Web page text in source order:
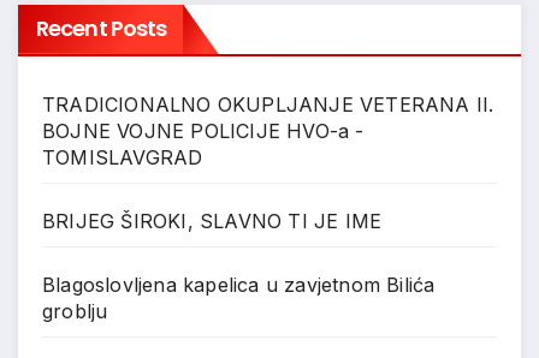
Recent Posts
TRADICIONALNO OKUPLJANJE VETERANA II.
BOJNE VOJNE POLICIJE HVO-a -
TOMISLAVGRAD
BRIJEG ŠIROKI, SLAVNO TI JE IME
Blagoslovljena kapelica u zavjetnom Bilića
groblju